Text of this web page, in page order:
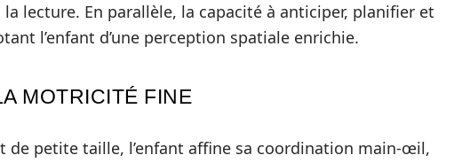
lecture. En parallèle, la capacité à anticiper, planifier et
l’enfant d’une perception spatiale enrichie.
MOTRICITÉ FINE
de petite taille, l’enfant affine sa coordination main-œil,